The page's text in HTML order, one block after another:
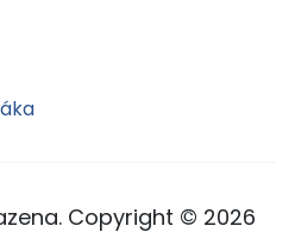
Copyright © 2026